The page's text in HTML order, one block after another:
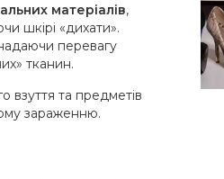
матеріалів,
шкірі «дихати».
перевагу
тканин.
взуття та предметів
зараженню.